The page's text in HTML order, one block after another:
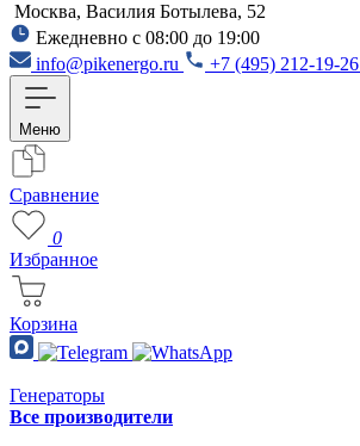
Москва, Василия Ботылева, 52
Ежедневно с 08:00 до 19:00
info@pikenergo.ru
+7 (495) 212-19-26
Меню
Сравнение
0
Избранное
Корзина
Генераторы
Все производители